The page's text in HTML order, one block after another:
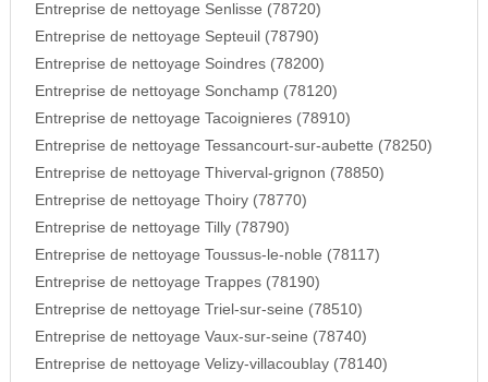
Entreprise de nettoyage Senlisse (78720)
Entreprise de nettoyage Septeuil (78790)
Entreprise de nettoyage Soindres (78200)
Entreprise de nettoyage Sonchamp (78120)
Entreprise de nettoyage Tacoignieres (78910)
Entreprise de nettoyage Tessancourt-sur-aubette (78250)
Entreprise de nettoyage Thiverval-grignon (78850)
Entreprise de nettoyage Thoiry (78770)
Entreprise de nettoyage Tilly (78790)
Entreprise de nettoyage Toussus-le-noble (78117)
Entreprise de nettoyage Trappes (78190)
Entreprise de nettoyage Triel-sur-seine (78510)
Entreprise de nettoyage Vaux-sur-seine (78740)
Entreprise de nettoyage Velizy-villacoublay (78140)